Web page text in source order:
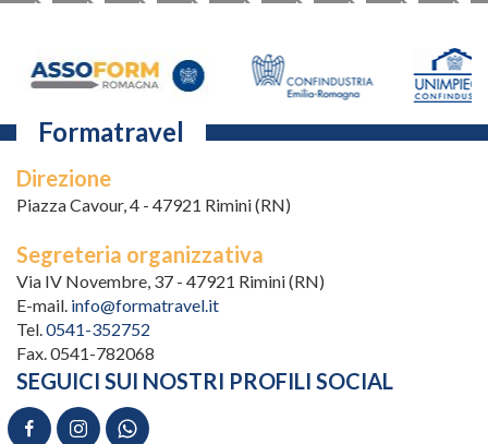
Formatravel
Direzione
Piazza Cavour, 4 - 47921 Rimini (RN)
Segreteria organizzativa
Via IV Novembre, 37 - 47921 Rimini (RN)
E-mail. info@formatravel.it
Tel.0541-352752
Fax. 0541-782068
SEGUICI SUI NOSTRI PROFILI SOCIAL